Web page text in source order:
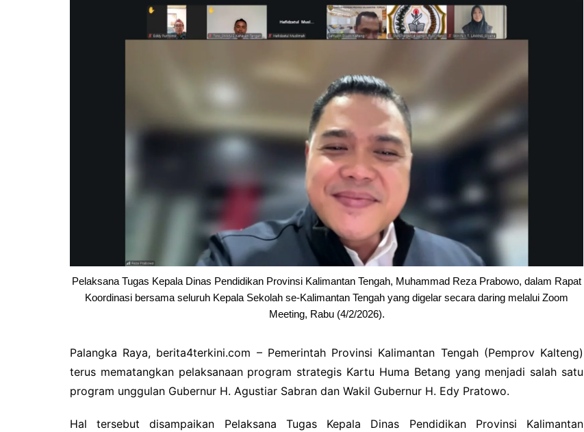
Pemkab Kapuas
Pemkab Pulpis
Pemkab Lamandau
DPRD Kapuas
DPRD Katingan
DPRD Kotim
DPRD Lamandau
DPRD Pulang Pisau
DPRD Seruyan
Pelaksana Tugas Kepala Dinas Pendidikan Provinsi Kalimantan Tengah, Muhammad Reza Prabowo, dalam Rapat
Koordinasi bersama seluruh Kepala Sekolah se-Kalimantan Tengah yang digelar secara daring melalui Zoom
Meeting, Rabu (4/2/2026).
Palangka Raya, berita4terkini.com – Pemerintah Provinsi Kalimantan Tengah (Pemprov Kalteng)
terus mematangkan pelaksanaan program strategis Kartu Huma Betang yang menjadi salah satu
program unggulan Gubernur H. Agustiar Sabran dan Wakil Gubernur H. Edy Pratowo.
Hal tersebut disampaikan Pelaksana Tugas Kepala Dinas Pendidikan Provinsi Kalimantan